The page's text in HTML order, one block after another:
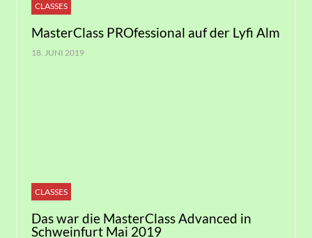
CLASSES
MasterClass PROfessional auf der Lyfi Alm
18. JUNI 2019
CLASSES
Das war die MasterClass Advanced in
Schweinfurt Mai 2019